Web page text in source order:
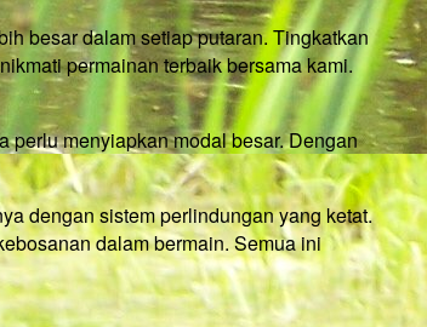
besar dalam setiap putaran. Tingkatkan
permainan terbaik bersama kami.
perlu menyiapkan modal besar. Dengan
dengan sistem perlindungan yang ketat.
dalam bermain. Semua ini